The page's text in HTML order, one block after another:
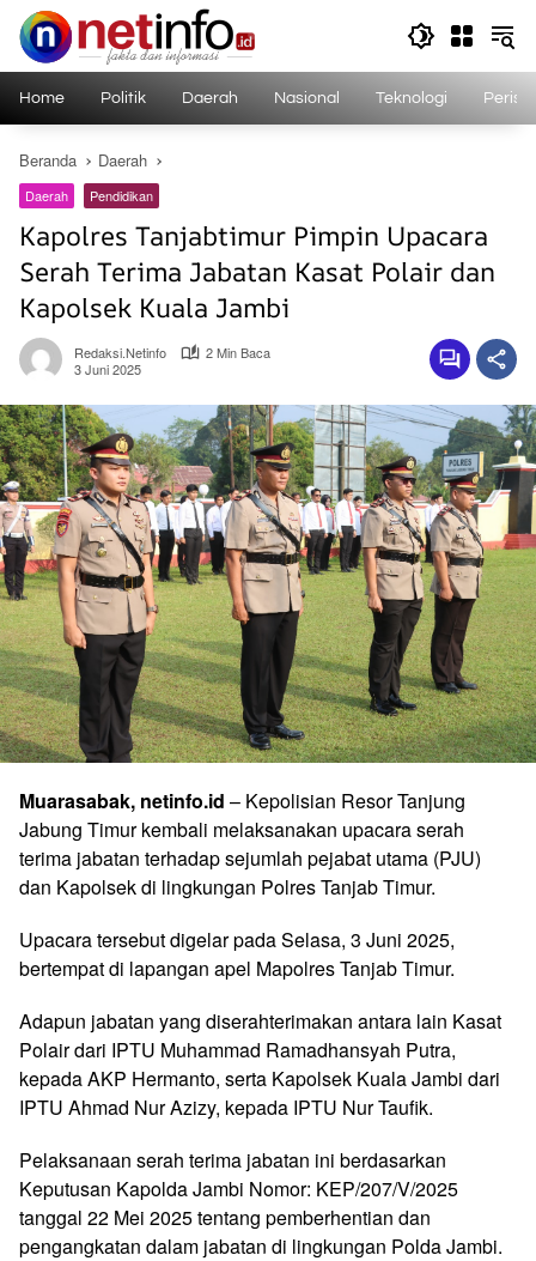
Langsung
konten
Home Politik Daerah Nasional Teknologi
Beranda Daerah
Daerah Pendidikan
Kapolres Tanjabtimur Pimpin Upacara
Serah Terima Jabatan Kasat Polair dan
Kapolsek Kuala Jambi
Redaksi.netinfo
2 Min Baca
3 Juni 2025
Muarasabak, netinfo.id – Kepolisian Resor Tanjung
Jabung Timur kembali melaksanakan upacara serah
terima jabatan terhadap sejumlah pejabat utama (PJU)
dan Kapolsek di lingkungan Polres Tanjab Timur.
Upacara tersebut digelar pada Selasa, 3 Juni 2025,
bertempat di lapangan apel Mapolres Tanjab Timur.
Adapun jabatan yang diserahterimakan antara lain Kasat
Polair dari IPTU Muhammad Ramadhansyah Putra,
kepada AKP Hermanto, serta Kapolsek Kuala Jambi dari
IPTU Ahmad Nur Azizy, kepada IPTU Nur Taufik.
Pelaksanaan serah terima jabatan ini berdasarkan
Keputusan Kapolda Jambi Nomor: KEP/207/V/2025
tanggal 22 Mei 2025 tentang pemberhentian dan
pengangkatan dalam jabatan di lingkungan Polda Jambi.